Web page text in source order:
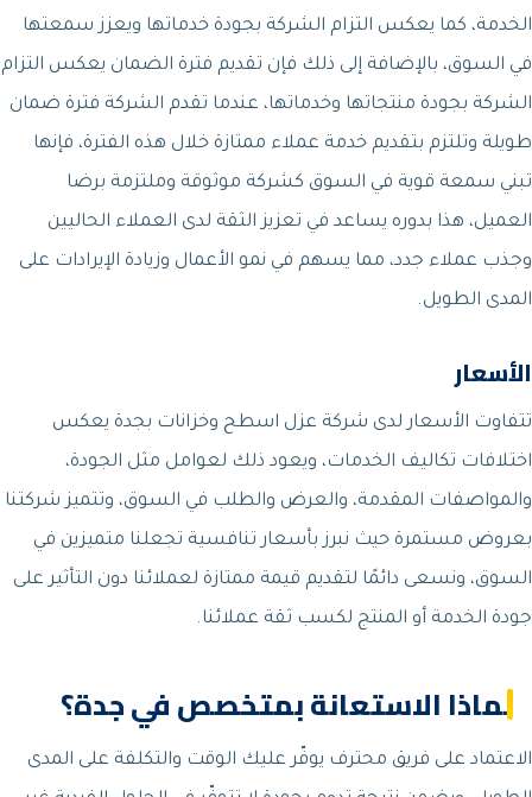
الخدمة، كما يعكس التزام الشركة بجودة خدماتها ويعزز سمعتها
في السوق، بالإضافة إلى ذلك فإن تقديم فترة الضمان يعكس التزام
الشركة بجودة منتجاتها وخدماتها، عندما تقدم الشركة فترة ضمان
طويلة وتلتزم بتقديم خدمة عملاء ممتازة خلال هذه الفترة، فإنها
تبني سمعة قوية في السوق كشركة موثوقة وملتزمة برضا
العميل، هذا بدوره يساعد في تعزيز الثقة لدى العملاء الحاليين
وجذب عملاء جدد، مما يسهم في نمو الأعمال وزيادة الإيرادات على
المدى الطويل.
الأسعار
تتفاوت الأسعار لدى شركة عزل اسطح وخزانات بجدة يعكس
اختلافات تكاليف الخدمات، ويعود ذلك لعوامل مثل الجودة،
والمواصفات المقدمة، والعرض والطلب في السوق، وتتميز شركتنا
بعروض مستمرة حيث نبرز بأسعار تنافسية تجعلنا متميزين في
السوق، ونسعى دائمًا لتقديم قيمة ممتازة لعملائنا دون التأثير على
جودة الخدمة أو المنتج لكسب ثقة عملائنا.
لماذا الاستعانة بمتخصص في جدة؟
الاعتماد على فريق محترف يوفّر عليك الوقت والتكلفة على المدى